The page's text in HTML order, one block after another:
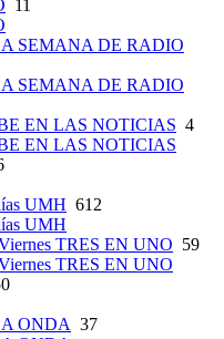
11
SEMANA DE RADIO
SEMANA DE RADIO
EN LAS NOTICIAS 4
EN LAS NOTICIAS
UMH 612
UMH
TRES EN UNO 59
TRES EN UNO
ONDA 37